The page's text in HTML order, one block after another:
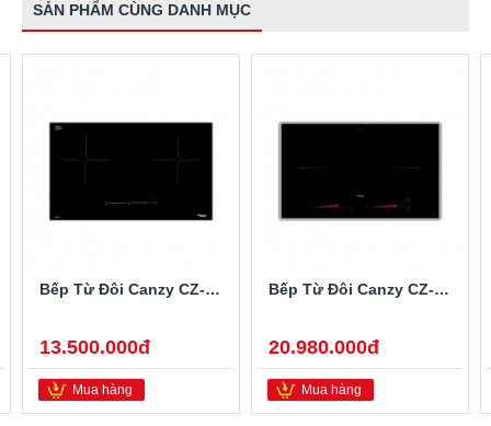
SẢN PHẨM CÙNG DANH MỤC
Bếp Từ Đôi Canzy CZ-922P
13.500.000đ
Mua hàng
Bếp Từ Đôi Canzy CZ-702IP
20.980.000đ
Mua hàng